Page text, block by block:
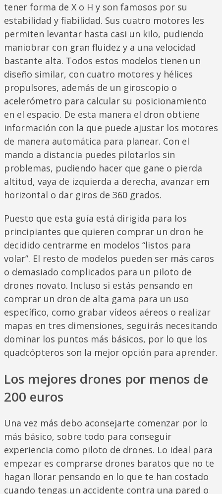
tener forma de X o H y son famosos por su
estabilidad y fiabilidad. Sus cuatro motores les
permiten levantar hasta casi un kilo, pudiendo
maniobrar con gran fluidez y a una velocidad
bastante alta. Todos estos modelos tienen un
diseño similar, con cuatro motores y hélices
propulsores, además de un giroscopio o
acelerómetro para calcular su posicionamiento
en el espacio. De esta manera el dron obtiene
información con la que puede ajustar los motores
de manera automática para planear. Con el
mando a distancia puedes pilotarlos sin
problemas, pudiendo hacer que gane o pierda
altitud, vaya de izquierda a derecha, avanzar em
horizontal o dar giros de 360 grados.
Puesto que esta guía está dirigida para los
principiantes que quieren comprar un dron he
decidido centrarme en modelos “listos para
volar”. El resto de modelos pueden ser más caros
o demasiado complicados para un piloto de
drones novato. Incluso si estás pensando en
comprar un dron de alta gama para un uso
específico, como grabar vídeos aéreos o realizar
mapas en tres dimensiones, seguirás necesitando
dominar los puntos más básicos, por lo que los
quadcópteros son la mejor opción para aprender.
Los mejores drones por menos de
200 euros
Una vez más debo aconsejarte comenzar por lo
más básico, sobre todo para conseguir
experiencia como piloto de drones. Lo ideal para
empezar es comprarse drones baratos que no te
hagan llorar pensando en lo que te han costado
cuando tengas un accidente contra una pared o